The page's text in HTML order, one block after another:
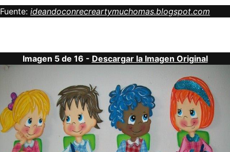
Fuente: ideandoconrecreartymuchomas.blogspot.com
Imagen 5 de 16 - Descargar la Imagen Original